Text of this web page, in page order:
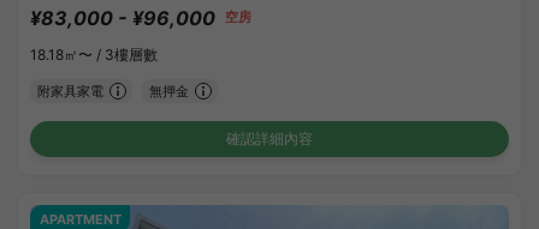
¥83,000 - ¥96,000 空房
18.18㎡〜 / 3樓層數
附家具家電 無押金
確認詳細內容
APARTMENT